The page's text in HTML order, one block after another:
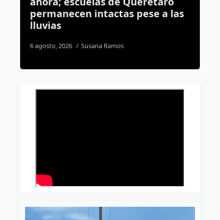
pese a las
revisión estatal